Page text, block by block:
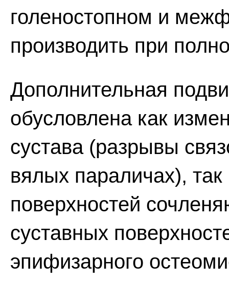
голеностопном и
производить при
Дополнительная
обусловлена как
сустава (разрывы
вялых параличах),
поверхностей
суставных
эпифизарного